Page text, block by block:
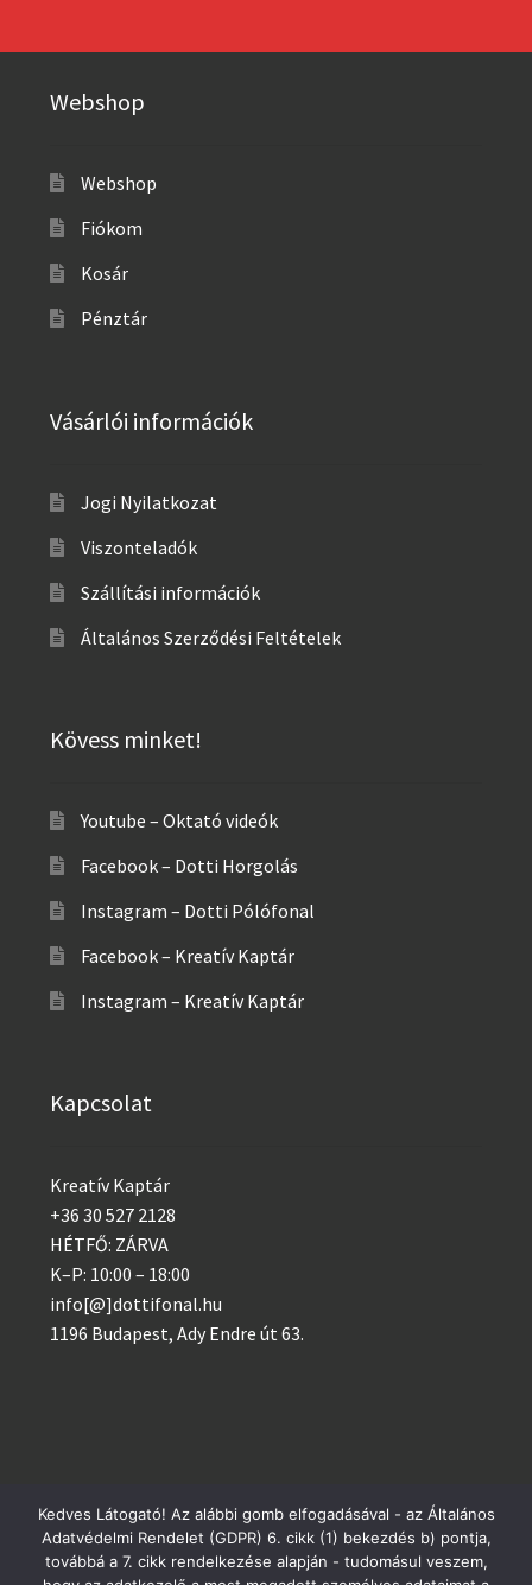
Postai csomagküldés szerdánként, GLS minden nap!
Webshop
Webshop
Fiókom
Kosár
Pénztár
Vásárlói információk
Jogi Nyilatkozat
Viszonteladók
Szállítási információk
Általános Szerződési Feltételek
Kövess minket!
Youtube – Oktató videók
Facebook – Dotti Horgolás
Instagram – Dotti Pólófonal
Facebook – Kreatív Kaptár
Instagram – Kreatív Kaptár
Kapcsolat
Kreatív Kaptár
+36 30 527 2128
HÉTFŐ: ZÁRVA
K–P: 10:00 – 18:00
info[@]dottifonal.hu
1196 Budapest, Ady Endre út 63.
© 2014 - 2023 Kreatív Kaptár
Adatvédelem
Kedves Látogató! Az alábbi gomb elfogadásával - az Általános
Adatvédelmi Rendelet (GDPR) 6. cikk (1) bekezdés b) pontja,
továbbá a 7. cikk rendelkezése alapján - tudomásul veszem,